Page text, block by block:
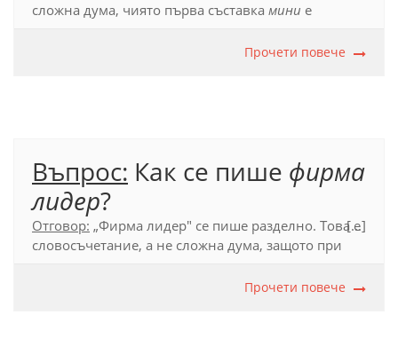
сложна дума, чиято първа съставка мини е
Прочети повече
Въпрос: Как се пише фирма
лидер?
Отговор: „Фирма лидер" се пише разделно. Това е
словосъчетание, а не сложна дума, защото при
[...]
Прочети повече